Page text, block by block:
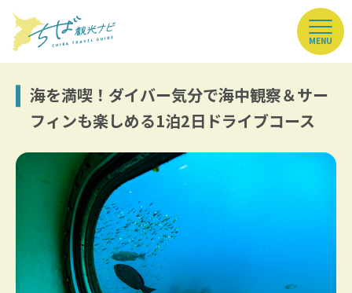
MENU
海を満喫！ダイバー気分で海中観察＆サー
フィンも楽しめる1泊2日ドライブコース